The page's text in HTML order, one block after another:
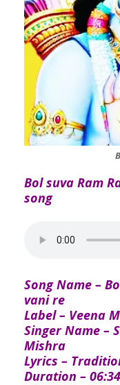
Bol suva Ram
song
Song Name –
vani re
Label – Veena
Singer Name –
Mishra
Lyrics –
Duration –